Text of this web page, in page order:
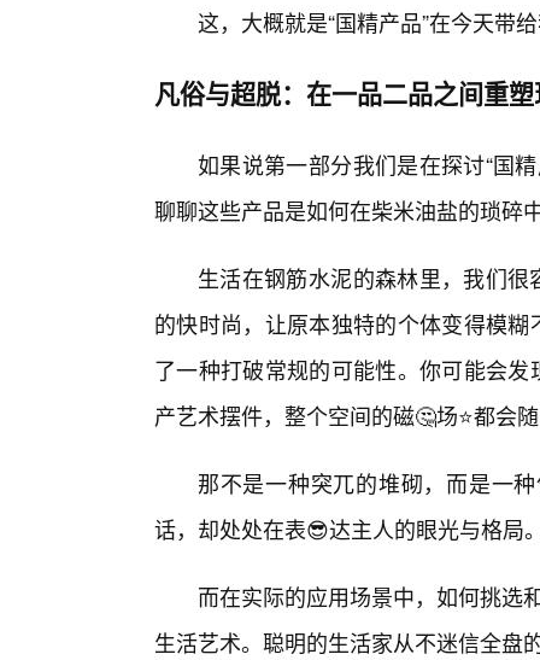
这，大概就是“国精产品”在今天带
凡俗与超脱：在一品二品之间重
如果说第一部分我们是在探讨“国
聊聊这些产品是如何在柴米油盐的琐碎
生活在钢筋水泥的森林里，我们很
的快时尚，让原本独特的个体变得模
了一种打破常规的可能性。你可能会
产艺术摆件，整个空间的磁🤔场⭐都会
那不是一种突兀的堆砌，而是一
话，却处处在表😎达主人的眼光与格局
而在实际的应用场景中，如何挑选
生活艺术。聪明的生活家从不迷信全盘